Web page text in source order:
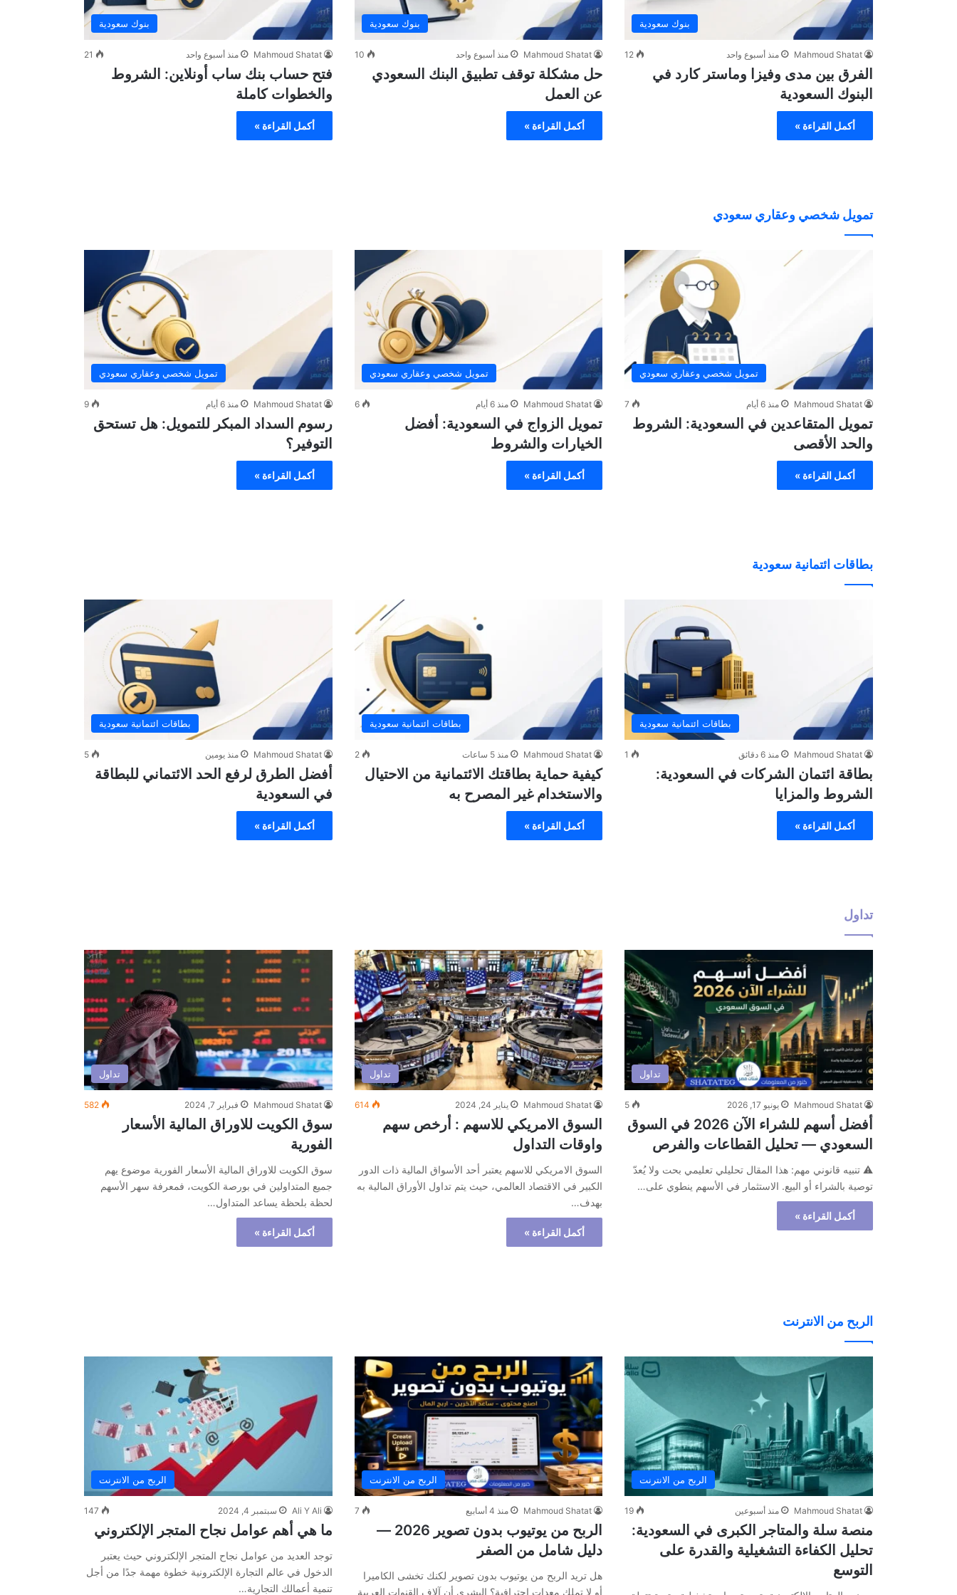
بنوك سعودية
Mahmoud Shatat منذ أسبوع واحد 12
الفرق بين مدى وفيزا وماستر كارد في
البنوك السعودية
أكمل القراءة »
بنوك سعودية
Mahmoud Shatat منذ أسبوع واحد 10
حل مشكلة توقف تطبيق البنك السعودي
عن العمل
أكمل القراءة »
بنوك سعودية
Mahmoud Shatat منذ أسبوع واحد 21
فتح حساب بنك ساب أونلاين: الشروط
والخطوات كاملة
أكمل القراءة »
تمويل شخصي وعقاري سعودي
تمويل شخصي وعقاري سعودي
Mahmoud Shatat منذ 6 أيام 7
تمويل المتقاعدين في السعودية: الشروط
والحد الأقصى
أكمل القراءة »
تمويل شخصي وعقاري سعودي
Mahmoud Shatat منذ 6 أيام 6
تمويل الزواج في السعودية: أفضل
الخيارات والشروط
أكمل القراءة »
تمويل شخصي وعقاري سعودي
Mahmoud Shatat منذ 6 أيام 9
رسوم السداد المبكر للتمويل: هل تستحق
التوفير؟
أكمل القراءة »
بطاقات ائتمانية سعودية
بطاقات ائتمانية سعودية
Mahmoud Shatat منذ 6 دقائق 1
بطاقة ائتمان الشركات في السعودية:
الشروط والمزايا
أكمل القراءة »
بطاقات ائتمانية سعودية
Mahmoud Shatat منذ 5 ساعات 2
كيفية حماية بطاقتك الائتمانية من الاحتيال
والاستخدام غير المصرح به
أكمل القراءة »
بطاقات ائتمانية سعودية
Mahmoud Shatat منذ يومين 5
أفضل الطرق لرفع الحد الائتماني للبطاقة
في السعودية
أكمل القراءة »
تداول
تداول
Mahmoud Shatat يونيو 17, 2026 5
أفضل أسهم للشراء الآن 2026 في السوق
السعودي — تحليل القطاعات والفرص
⚠️ تنبيه قانوني مهم: هذا المقال تحليلي تعليمي بحت ولا يُعدّ
توصية بالشراء أو البيع. الاستثمار في الأسهم ينطوي على…
أكمل القراءة »
تداول
Mahmoud Shatat يناير 24, 2024 614
السوق الامريكي للاسهم : أرخص سهم
واوقات التداول
السوق الامريكي للاسهم يعتبر أحد الأسواق المالية ذات الدور
الكبير في الاقتصاد العالمي، حيث يتم تداول الأوراق المالية به
بهدف…
أكمل القراءة »
تداول
Mahmoud Shatat فبراير 7, 2024 582
سوق الكويت للاوراق المالية الأسعار
الفورية
سوق الكويت للاوراق المالية الأسعار الفورية موضوع يهم
جميع المتداولين في بورصة الكويت، فمعرفة سهر الأسهم
لحظة بلحظة يساعد المتداول…
أكمل القراءة »
الربح من الانترنت
الربح من الانترنت
Mahmoud Shatat منذ أسبوعين 19
منصة سلة والمتاجر الكبرى في السعودية:
تحليل الكفاءة التشغيلية والقدرة على
التوسع
الربح من الانترنت
Mahmoud Shatat منذ 4 أسابيع 7
الربح من يوتيوب بدون تصوير 2026 —
دليل شامل من الصفر
هل تريد الربح من يوتيوب بدون تصوير لكنك تخشى الكاميرا
أو لا تملك معدات احترافية؟ البشرى أن آلاف القنوات العربية
الربح من الانترنت
Ali Y Ali سبتمبر 4, 2024 147
ما هي أهم عوامل نجاح المتجر الإلكتروني
توجد العديد من عوامل نجاح المتجر الإلكتروني حيث يعتبر
الدخول في عالم التجارة الإلكترونية خطوة مهمة جدًا من أجل
تنمية أعمالك التجارية…